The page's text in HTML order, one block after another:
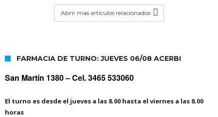
Abrir mas artículos relacionados
FARMACIA DE TURNO: JUEVES 06/08 ACERBI
San Martín 1380 –Cel. 3465 533060
El turno es desde el jueves a las 8.00 hasta el viernes a las 8.00
horas